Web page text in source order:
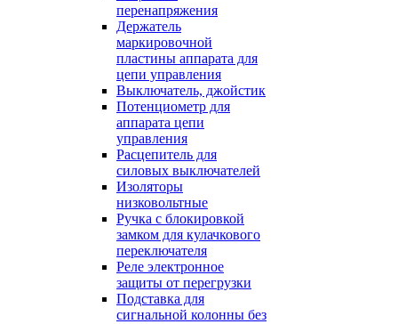
перенапряжения
Держатель
маркировочной
пластины аппарата для
цепи управления
Выключатель, джойстик
Потенциометр для
аппарата цепи
управления
Расцепитель для
силовых выключателей
Изоляторы
низковольтные
Ручка с блокировкой
замком для кулачкового
переключателя
Реле электронное
защиты от перегрузки
Подставка для
сигнальной колонны без